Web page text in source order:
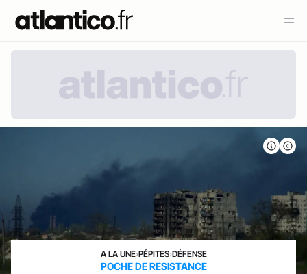
A LA UNE›PÉPITES›DÉFENSE
POCHE DE RESISTANCE